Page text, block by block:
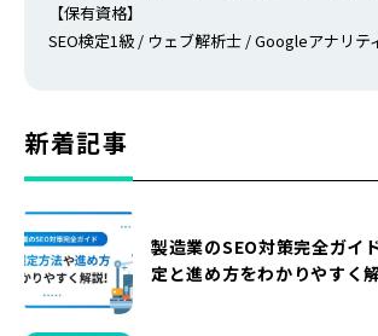
【保有資格】
SEO検定1級 / ウェブ解析士 / Googleアナリテ
新着記事
製造業のSEO対策完全ガイ
定と進め方をわかりやすく